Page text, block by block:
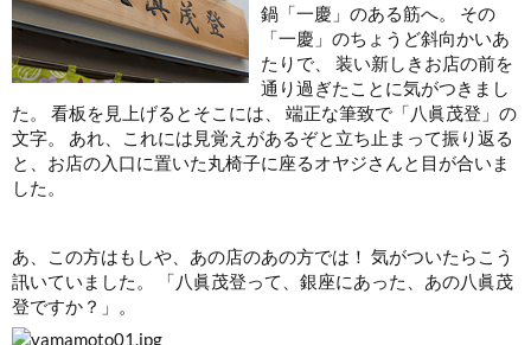
鍋「一慶」のある筋へ。 その
「一慶」のちょうど斜向かいあ
たりで、 装い新しきお店の前を
通り過ぎたことに気がつきまし
た。 看板を見上げるとそこには、 端正な筆致で「八眞茂登」の
文字。 あれ、これには見覚えがあるぞと立ち止まって振り返る
と、お店の入口に置いた丸椅子に座るオヤジさんと目が合いま
した。
あ、この方はもしや、あの店のあの方では！ 気がついたらこう
訊いていました。 「八眞茂登って、銀座にあった、あの八眞茂
登ですか？」。